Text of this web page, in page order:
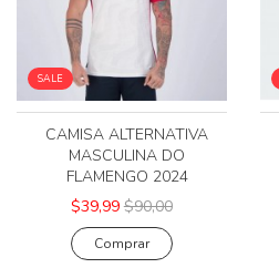
SALE
CAMISA ALTERNATIVA
MASCULINA DO
FLAMENGO 2024
$39,99 $90,00
Comprar